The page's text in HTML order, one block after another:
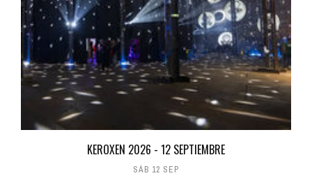
KEROXEN 2026 - 12 SEPTIEMBRE
SÁB 12 SEP